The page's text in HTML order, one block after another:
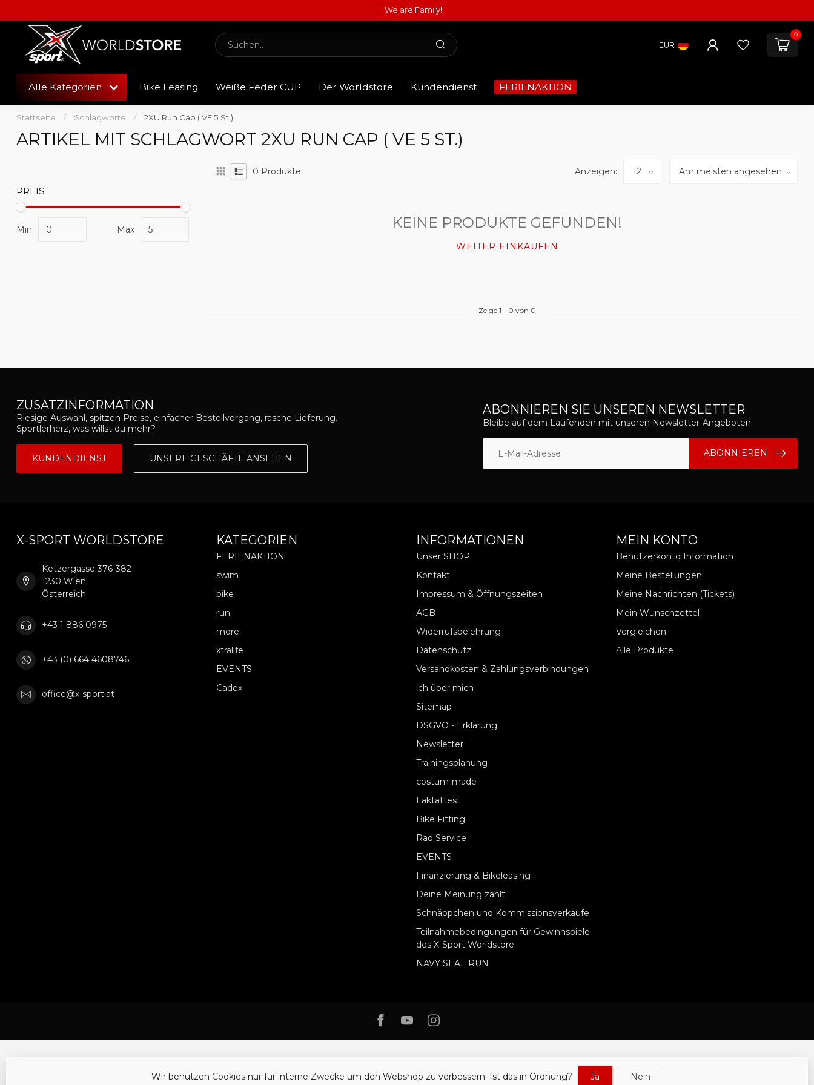
We are Family!
EUR
0
Alle Kategorien Bike Leasing Weiße Feder CUP Der Worldstore Kundendienst FERIENAKTION
Startseite / Schlagworte / 2XU Run Cap ( VE 5 St.)
ARTIKEL MIT SCHLAGWORT 2XU RUN CAP ( VE 5 ST.)
PREIS
Min Max
0 Produkte Anzeigen:
KEINE PRODUKTE GEFUNDEN!
WEITER EINKAUFEN
Zeige 1 - 0 von 0
ZUSATZINFORMATION
Riesige Auswahl, spitzen Preise, einfacher Bestellvorgang, rasche Lieferung.
Sportlerherz, was willst du mehr?
KUNDENDIENST UNSERE GESCHÄFTE ANSEHEN
ABONNIEREN SIE UNSEREN NEWSLETTER
Bleibe auf dem Laufenden mit unseren Newsletter-Angeboten
ABONNIEREN
X-SPORT WORLDSTORE
Ketzergasse 376-382
1230 Wien
Österreich
+43 1 886 0975
+43 (0) 664 4608746
office@x-sport.at
KATEGORIEN
FERIENAKTION
swim
bike
run
more
xtralife
EVENTS
Cadex
INFORMATIONEN
Unser SHOP
Kontakt
Impressum & Öffnungszeiten
AGB
Widerrufsbelehrung
Datenschutz
Versandkosten & Zahlungsverbindungen
ich über mich
Sitemap
DSGVO - Erklärung
Newsletter
Trainingsplanung
costum-made
Laktattest
Bike Fitting
Rad Service
EVENTS
Finanzierung & Bikeleasing
Deine Meinung zählt!
Schnäppchen und Kommissionsverkäufe
Teilnahmebedingungen für Gewinnspiele
des X-Sport Worldstore
NAVY SEAL RUN
MEIN KONTO
Benutzerkonto Information
Meine Bestellungen
Meine Nachrichten (Tickets)
Mein Wunschzettel
Vergleichen
Alle Produkte
Wir benutzen Cookies nur für interne Zwecke um den Webshop zu verbessern. Ist das in Ordnung? Ja Nein